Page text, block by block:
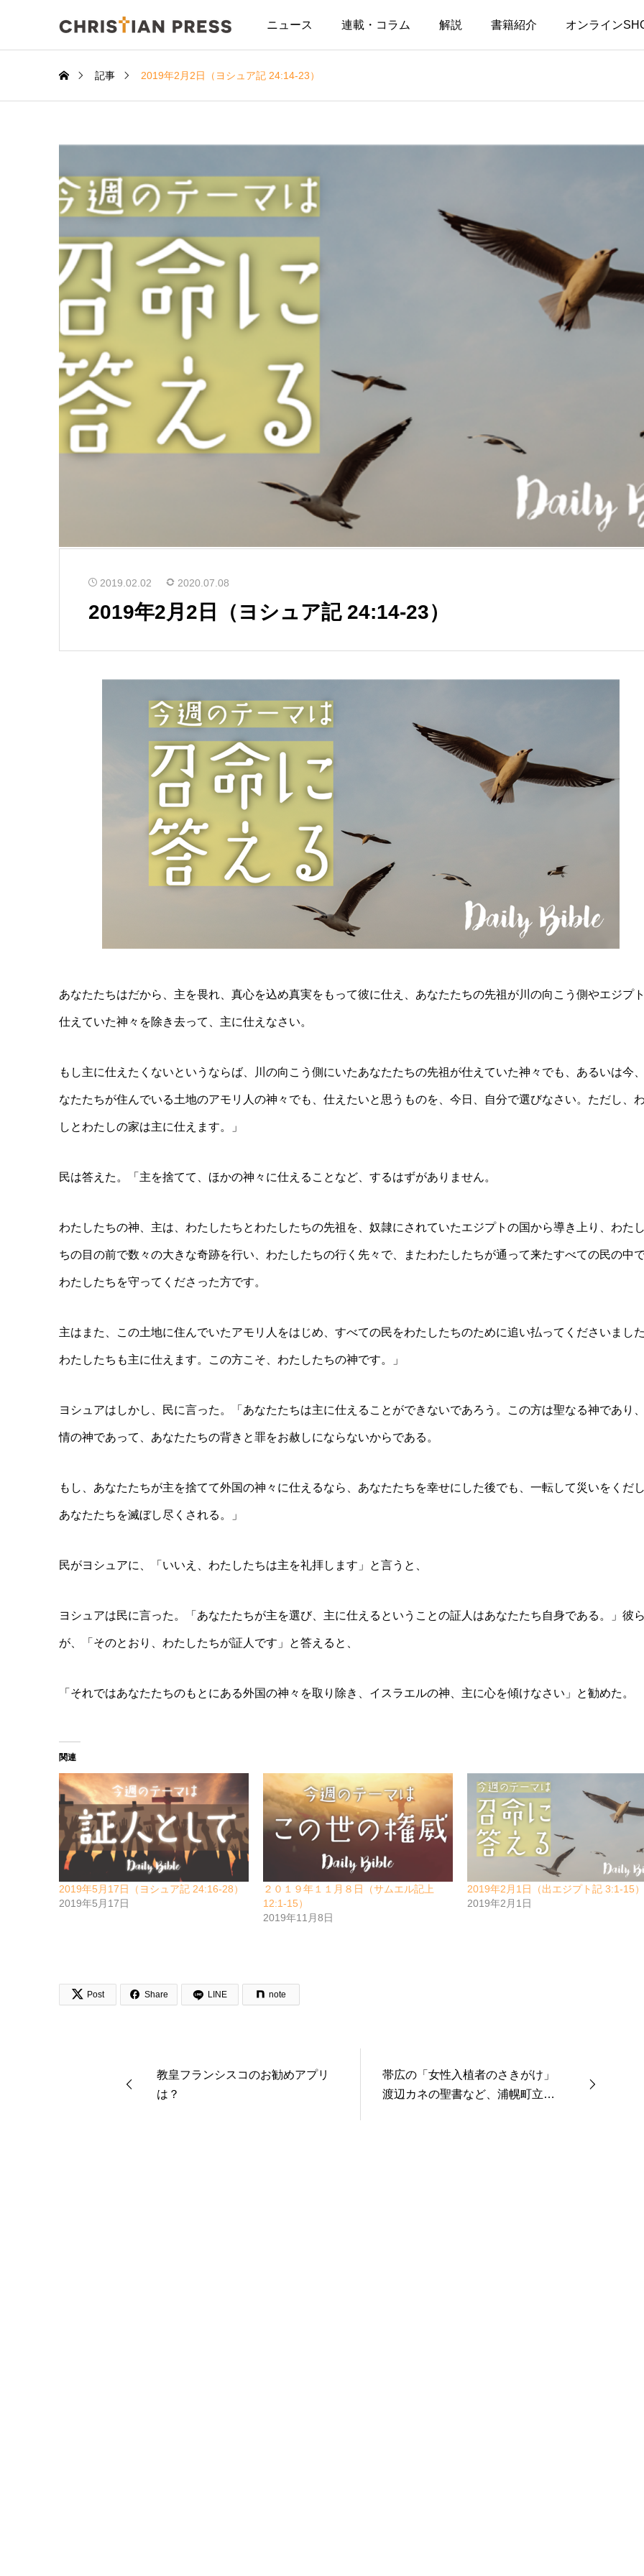
ニュース 連載・コラム 解説 書籍紹介 オンライン
記事 2019年2月2日（ヨシュア記 24:14-23）
2019.02.02 2020.07.08
2019年2月2日（ヨシュア記 24:14-23）
あなたたちはだから、主を畏れ、真心を込め真実をもって彼に仕え、あなたたちの先祖が川の向こう側やエジプ
仕えていた神々を除き去って、主に仕えなさい。
もし主に仕えたくないというならば、川の向こう側にいたあなたたちの先祖が仕えていた神々でも、あるいは今
なたたちが住んでいる土地のアモリ人の神々でも、仕えたいと思うものを、今日、自分で選びなさい。ただし、
しとわたしの家は主に仕えます。」
民は答えた。「主を捨てて、ほかの神々に仕えることなど、するはずがありません。
わたしたちの神、主は、わたしたちとわたしたちの先祖を、奴隷にされていたエジプトの国から導き上り、わた
ちの目の前で数々の大きな奇跡を行い、わたしたちの行く先々で、またわたしたちが通って来たすべての民の中
わたしたちを守ってくださった方です。
主はまた、この土地に住んでいたアモリ人をはじめ、すべての民をわたしたちのために追い払ってくださいまし
わたしたちも主に仕えます。この方こそ、わたしたちの神です。」
ヨシュアはしかし、民に言った。「あなたたちは主に仕えることができないであろう。この方は聖なる神であり
情の神であって、あなたたちの背きと罪をお赦しにならないからである。
もし、あなたたちが主を捨てて外国の神々に仕えるなら、あなたたちを幸せにした後でも、一転して災いをくだ
あなたたちを滅ぼし尽くされる。」
民がヨシュアに、「いいえ、わたしたちは主を礼拝します」と言うと、
ヨシュアは民に言った。「あなたたちが主を選び、主に仕えるということの証人はあなたたち自身である。」彼
が、「そのとおり、わたしたちが証人です」と答えると、
「それではあなたたちのもとにある外国の神々を取り除き、イスラエルの神、主に心を傾けなさい」と勧めた。
関連
2019年5月17日（ヨシュア記 24:16-28）
2019年5月17日
２０１９年１１月８日（サムエル記上
12:1-15）
2019年11月8日
2019年2月1日（出エジプト記 3:1-15）
2019年2月1日
 Post  Share LINE note
教皇フランシスコのお勧めアプリ
は？
帯広の「女性入植者のさきがけ」
渡辺カネの聖書など、浦幌町立博